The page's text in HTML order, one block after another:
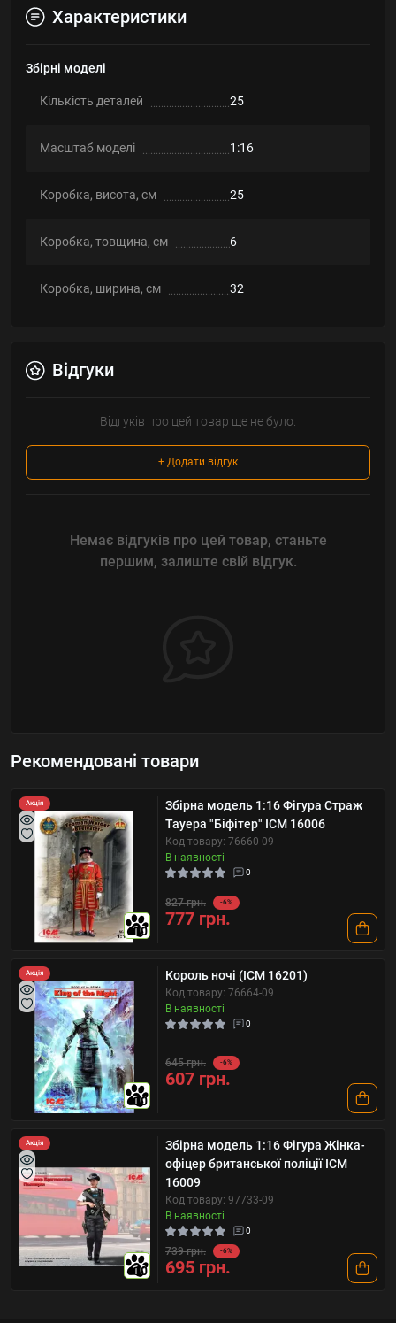
Характеристики
Збірні моделі
Кількість деталей 25
Масштаб моделі 1:16
Коробка, висота, см 25
Коробка, товщина, см 6
Коробка, ширина, см 32
Відгуки
Відгуків про цей товар ще не було.
+ Додати відгук
Немає відгуків про цей товар, станьте
першим, залиште свій відгук.
Рекомендовані товари
Акція
10
Збірна модель 1:16 Фігура Страж
Тауера "Біфітер" ICM 16006
Код товару: 76660-09
В наявності
0
827 грн. -6%
777 грн.
Акція
10
Король ночі (ICM 16201)
Код товару: 76664-09
В наявності
0
645 грн. -6%
607 грн.
Акція
10
Збірна модель 1:16 Фігура Жінка-
офіцер британської поліції ICM
16009
Код товару: 97733-09
В наявності
0
739 грн. -6%
695 грн.